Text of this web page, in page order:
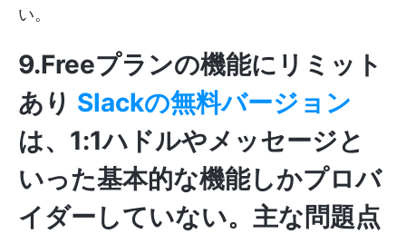
い。
9.Freeプランの機能にリミット
あり Slackの無料バージョン
は、1:1ハドルやメッセージと
いった基本的な機能しかプロバ
イダーしていない。主な問題点